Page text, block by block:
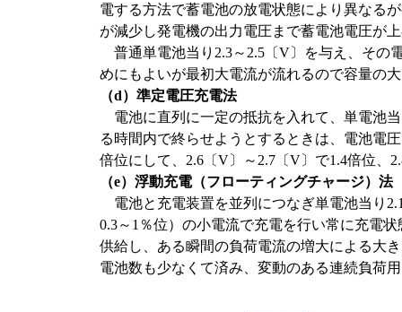
電する方法で蓄電池の放電状態により異なる
が減少し発電機の出力電圧まで蓄電池電圧が
普通単電池当り2.3～2.5〔V〕を与え、その
めにもよいが最初大電流が流れるので容量の
（d）準定電圧充電法
電池に直列に一定の抵抗を入れて、単電池
る時間内で終らせようとするときは、電池電
倍位にして、2.6〔V〕～2.7〔V〕で1.4倍位、
（e）浮動充電（フローティングチャージ）法
電池と充電装置を並列につなぎ単電池当り
0.3～1％位）の小電流で充電を行い常に充電
供給し、ある瞬間の負荷電流の増大による大
電池数も少なくて済み、変動のある連続負荷